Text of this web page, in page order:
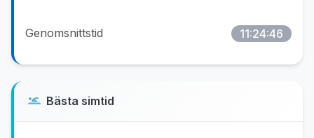
Genomsnittstid 11:24:46
Bästa simtid